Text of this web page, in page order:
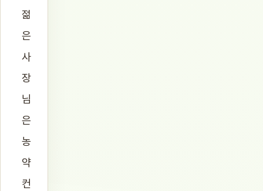
젊
은
사
장
님
은
농
약
컨